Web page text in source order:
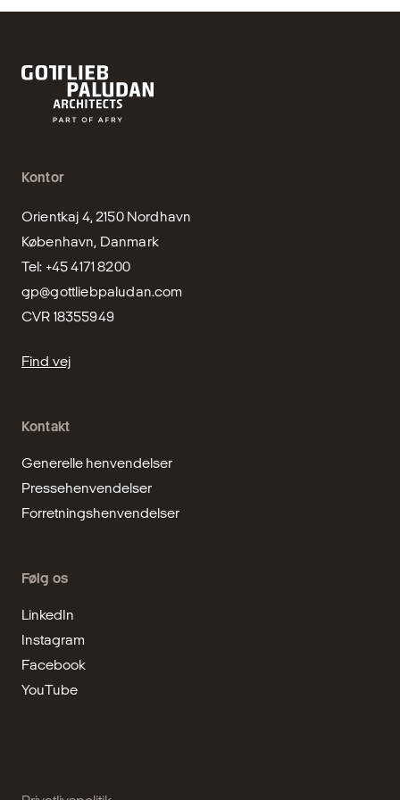
Kontor
Orientkaj 4, 2150 Nordhavn
København, Danmark
Tel: +45 4171 8200
gp@gottliebpaludan.com
CVR 18355949
Find vej
Kontakt
Generelle henvendelser
Pressehenvendelser
Forretningshenvendelser
Følg os
LinkedIn
Instagram
Facebook
YouTube